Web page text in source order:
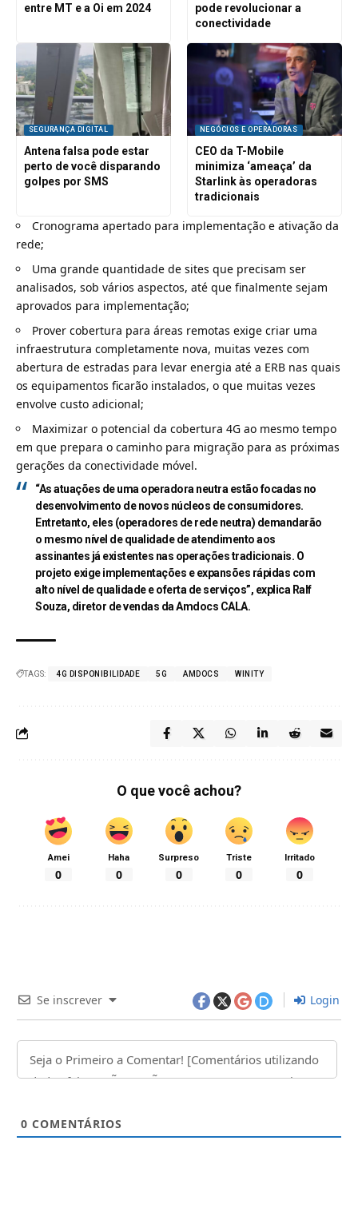
entre MT e a Oi em 2024
pode revolucionar a
conectividade
SEGURANÇA DIGITAL
Antena falsa pode estar
perto de você disparando
golpes por SMS
NEGÓCIOS E OPERADORAS
CEO da T-Mobile
minimiza ‘ameaça’ da
Starlink às operadoras
tradicionais
Cronograma apertado para implementação e ativação da
rede;
Uma grande quantidade de sites que precisam ser
analisados, sob vários aspectos, até que finalmente sejam
aprovados para implementação;
Prover cobertura para áreas remotas exige criar uma
infraestrutura completamente nova, muitas vezes com
abertura de estradas para levar energia até a ERB nas quais
os equipamentos ficarão instalados, o que muitas vezes
envolve custo adicional;
Maximizar o potencial da cobertura 4G ao mesmo tempo
em que prepara o caminho para migração para as próximas
gerações da conectividade móvel.
“As atuações de uma operadora neutra estão focadas no
desenvolvimento de novos núcleos de consumidores.
Entretanto, eles (operadores de rede neutra) demandarão
o mesmo nível de qualidade de atendimento aos
assinantes já existentes nas operações tradicionais. O
projeto exige implementações e expansões rápidas com
alto nível de qualidade e oferta de serviços”, explica Ralf
Souza, diretor de vendas da Amdocs CALA.
TAGS: 4G DISPONIBILIDADE 5G AMDOCS WINITY
O que você achou?
Amei
0
Haha
0
Surpreso
0
Triste
0
Irritado
0
Se inscrever Login
0 COMENTÁRIOS